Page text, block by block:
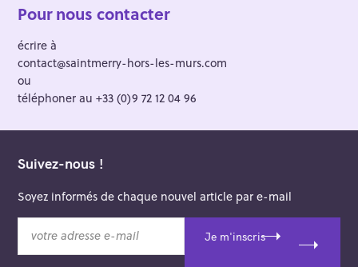
Pour nous contacter
écrire à
contact@saintmerry-hors-les-murs.com
ou
téléphoner au +33 (0)9 72 12 04 96
Suivez-nous !
Soyez informés de chaque nouvel article par e-mail
t
Je m'inscris